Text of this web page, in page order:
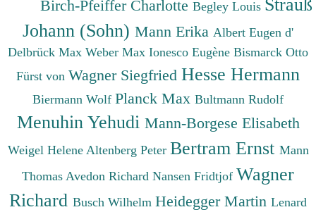
Birch-Pfeiffer CharlotteBegley Louis Strauß
Johann (Sohn) Mann Erika Albert Eugen d'
Delbrück Max Weber Max Ionesco Eugène Bismarck Otto
Fürst von Wagner Siegfried Hesse Hermann
Biermann Wolf Planck Max Bultmann Rudolf
Menuhin Yehudi Mann-Borgese Elisabeth
Weigel Helene Altenberg Peter Bertram Ernst Mann
Thomas Avedon Richard Nansen Fridtjof Wagner
Richard Busch Wilhelm Heidegger Martin Lenard